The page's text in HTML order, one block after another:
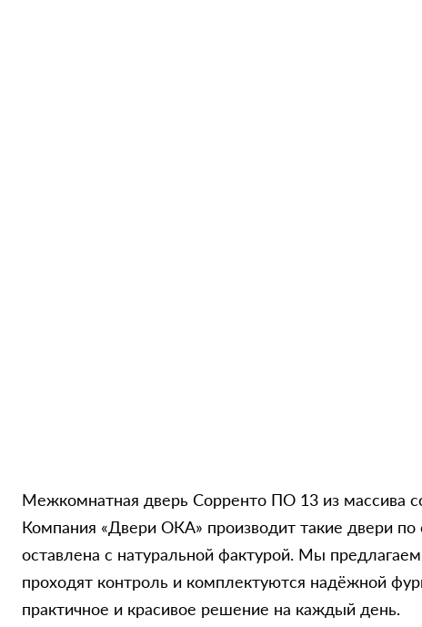
Межкомнатная дверь Сорренто ПО 13 из массива
Компания «Двери ОКА» производит такие двери
оставлена с натуральной фактурой. Мы
проходят контроль и комплектуются надёжной
практичное и красивое решение на каждый день.